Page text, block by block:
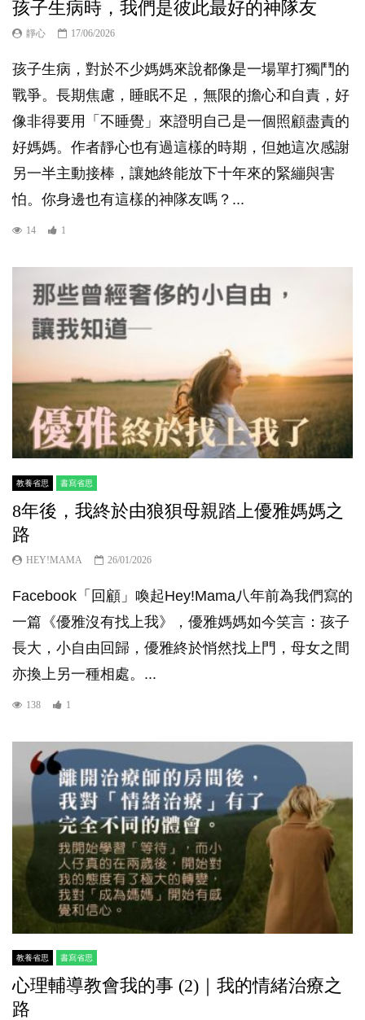
孩子生病時，我們是彼此最好的神隊友
靜心 17/06/2026
孩子生病，對於不少媽媽來說都像是一場單打獨鬥的
戰爭。長期焦慮，睡眠不足，無限的擔心和自責，好
像非得要用「不睡覺」來證明自己是一個照顧盡責的
好媽媽。作者靜心也有過這樣的時期，但她這次感謝
另一半主動接棒，讓她終能放下十年來的緊繃與害
怕。你身邊也有這樣的神隊友嗎？...
14 1
教養省思 書寫省思
8年後，我終於由狼狽母親踏上優雅媽媽之
路
HEY!MAMA 26/01/2026
Facebook「回顧」喚起Hey!Mama八年前為我們寫的
一篇《優雅沒有找上我》，優雅媽媽如今笑言：孩子
長大，小自由回歸，優雅終於悄然找上門，母女之間
亦換上另一種相處。...
138 1
教養省思 書寫省思
心理輔導教會我的事 (2)｜我的情緒治療之
路